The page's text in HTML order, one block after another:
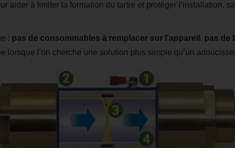
aider à limiter la formation du tartre et protéger l’installation,
: pas de consommables à remplacer sur l’appareil , pas de
lorsque l’on cherche une solution plus simple qu’un